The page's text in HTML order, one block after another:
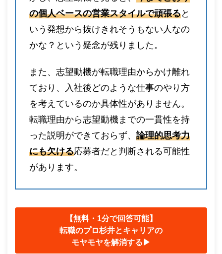
の個人ベースの営業スタイルで頑張ると
いう発想から抜けきれそうもない人なの
かな？という疑念が残りました。
また、志望動機が転職理由からかけ離れ
ており、入社後どのような仕事のやり方
を考えているのか具体性がありません。
転職理由から志望動機までの一貫性を持
った説明ができておらず、 論理的思考力
にも欠ける応募者だと判断される可能性
があります。
【無料・1分で回答可能】
転職のプロ杉井とキャリアの
モヤモヤを解消する▶︎